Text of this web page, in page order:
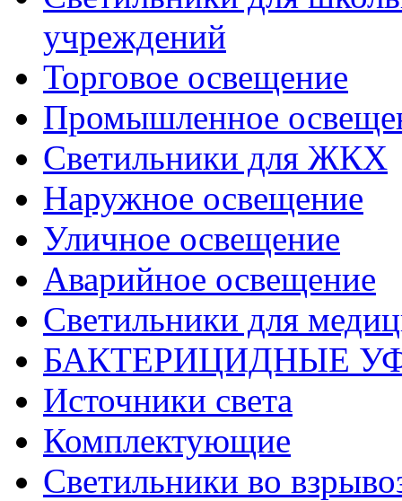
учреждений
Торговое освещение
Промышленное
Светильники для ЖКХ
Наружное освещение
Уличное освещение
Аварийное освещение
Светильники для
БАКТЕРИЦИДНЫЕ
Источники света
Комплектующие
Светильники во